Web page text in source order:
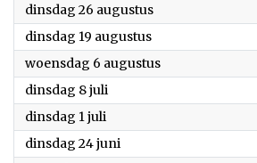
dinsdag 26 augustus2025
dinsdag 19 augustus2025
woensdag 6 augustus2025
dinsdag 8 juli
dinsdag 1 juli
dinsdag 24 juni